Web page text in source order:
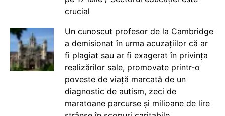
crucial
Un cunoscut profesor de la Cambridge
a demisionat în urma acuzațiilor că ar
fi plagiat sau ar fi exagerat în privința
realizărilor sale, promovate printr-o
poveste de viață marcată de un
diagnostic de autism, zeci de
maratoane parcurse și milioane de lire